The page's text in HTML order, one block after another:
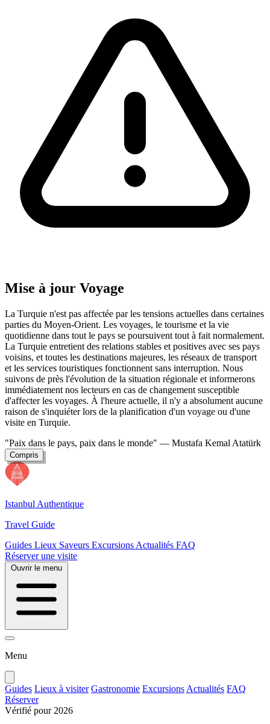
Mise à jour Voyage
La Turquie n'est pas affectée par les tensions actuelles dans certaines
parties du Moyen-Orient. Les voyages, le tourisme et la vie
quotidienne dans tout le pays se poursuivent tout à fait normalement.
La Turquie entretient des relations stables et positives avec ses pays
voisins, et toutes les destinations majeures, les réseaux de transport
et les services touristiques fonctionnent sans interruption. Nous
suivons de près l'évolution de la situation régionale et informerons
immédiatement nos lecteurs en cas de changement susceptible
d'affecter les voyages. À l'heure actuelle, il n'y a absolument aucune
raison de s'inquiéter lors de la planification d'un voyage ou d'une
visite en Turquie.
"Paix dans le pays, paix dans le monde" — Mustafa Kemal Atatürk
Compris
Istanbul Authentique
Travel Guide
Guides Lieux Saveurs Excursions Actualités FAQ
Réserver une visite
Ouvrir le menu
Menu
Guides Lieux à visiter Gastronomie Excursions Actualités FAQ
Réserver
Vérifié pour 2026